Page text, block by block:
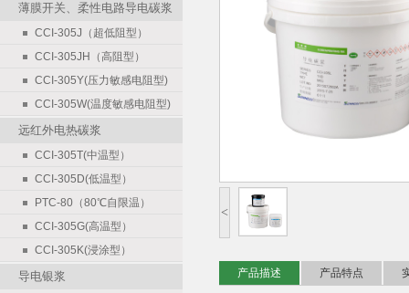
薄膜开关、柔性电路导电碳浆
CCI-305J（超低阻型）
CCI-305JH（高阻型）
CCI-305Y(压力敏感电阻型)
CCI-305W(温度敏感电阻型)
远红外电热碳浆
CCI-305T(中温型）
CCI-305D(低温型）
PTC-80（80℃自限温）
CCI-305G(高温型）
CCI-305K(浸涂型）
导电银浆
<
产品描述 产品特点